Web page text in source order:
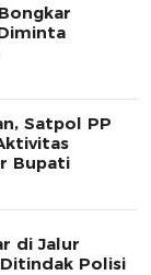
Satpol PP
Bupati
di Jalur
Polisi